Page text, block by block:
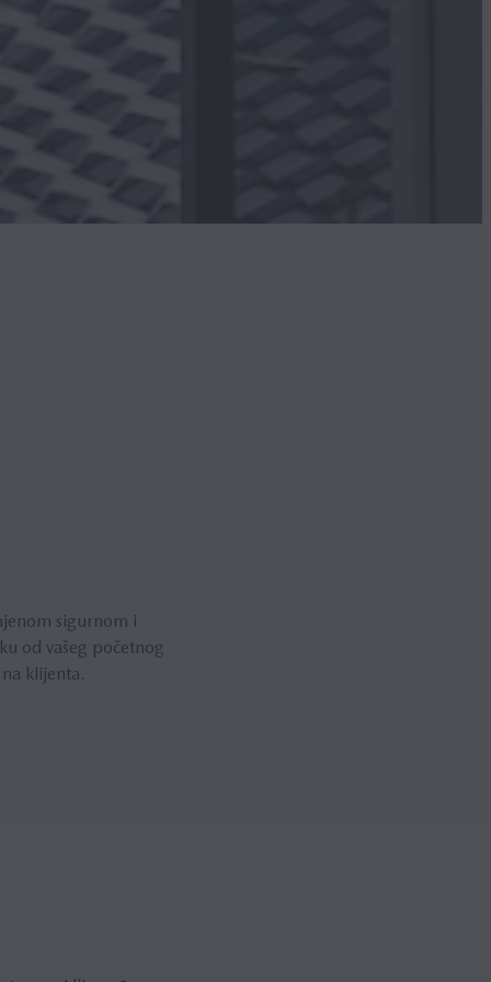
sigurnom i
od vašeg početnog
klijenta.